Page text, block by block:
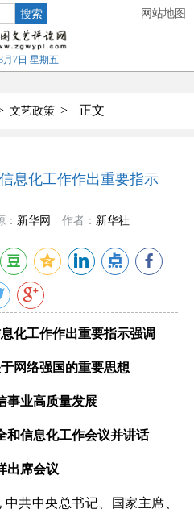
搜索 网站地图
月7日 星期五
文艺政策 > 正文
息化工作作出重要指示
： 新华网 作者： 新华社
化工作作出重要指示强调
网络强国的重要思想
事业高质量发展
和信息化工作会议并讲话
出席会议
共中央总书记、国家主席、